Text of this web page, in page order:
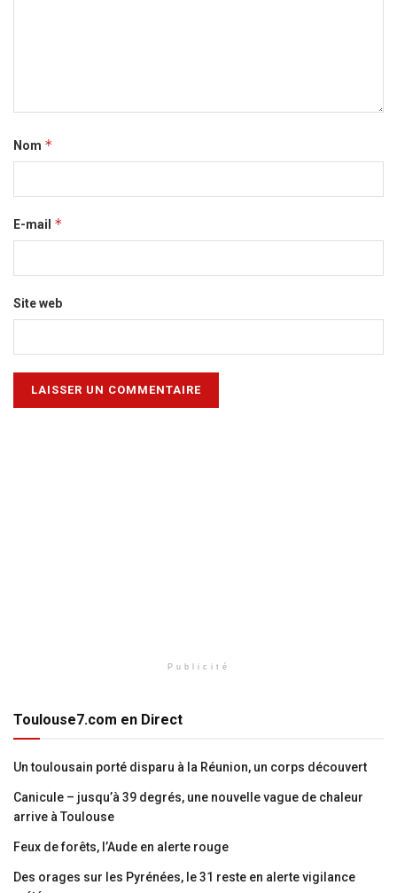
Nom *
E-mail *
Site web
Publicité
Toulouse7.com en Direct
Un toulousain porté disparu à la Réunion, un corps découvert
Canicule – jusqu’à 39 degrés, une nouvelle vague de chaleur
arrive à Toulouse
Feux de forêts, l’Aude en alerte rouge
Des orages sur les Pyrénées, le 31 reste en alerte vigilance